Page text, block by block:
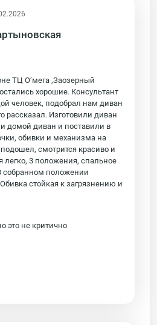
ТЦ О’мега ,Заозерный
хорошие. Консультант
человек, подобрал нам диван
рассказал. Изготовили диван
домой диван и поставили в
обивки и механизма на
смотрится красиво и
легко, 3 положения, спальное
собранном положении
стойкая к загрязнению и
это не критично